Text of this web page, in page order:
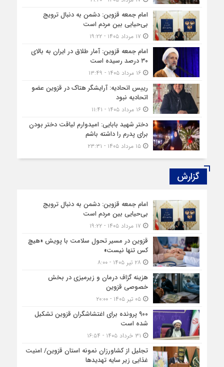
امام جمعه قزوین: دشمن به دنبال ترویج
بی‌حیایی بین مردم است
امام جمعه قزوین: آمار طلاق در ایران به بالای
۳۰ درصد رسیده است
۱۶ مرداد ۱۴۰۵ - ۱۳:۴۹
رییس اتحادیه: آرایشگر هتاک در قزوین عضو
اتحادیه نبود
۱۶ مرداد ۱۴۰۵ - ۱۱:۴۱
دختر شهید بابایی: امیدوارم لیاقت دختر بودن
برای پدرم را داشته باشم
۱۵ مرداد ۱۴۰۵ - ۲۳:۳۱
گزارش‌
امام جمعه قزوین: دشمن به دنبال ترویج
بی‌حیایی بین مردم است
قزوین در مسیر تحول سلامت با پویش «هیچ‌
کس تنها نیست»
هزینه‌ گزاف درمان و زیرمیزی در بخش
خصوصی قزوین
۰۵ تیر ۱۴۰۵ - ۲۰:۰۰
۹۰۰ پرونده برای اغتشاشگران قزوین تشکیل
شده است
تجلیل از کشاورزان نمونه استان قزوین/ امنیت
غذایی زیر سایه تهدیدها